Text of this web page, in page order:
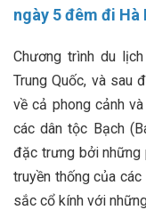
ngày 5 đêm đi Hà
Chương trình du
Trung Quốc, và sau
về cả phong cảnh
các dân tộc Bạch
đặc trưng bởi những
truyền thống của
sắc cổ kính với